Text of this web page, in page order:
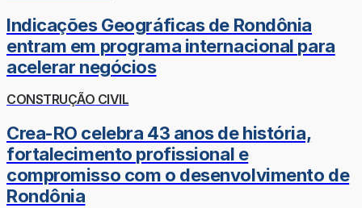
Indicações Geográficas de Rondônia
entram em programa internacional para
acelerar negócios
CONSTRUÇÃO CIVIL
Crea-RO celebra 43 anos de história,
fortalecimento profissional e
compromisso com o desenvolvimento de
Rondônia